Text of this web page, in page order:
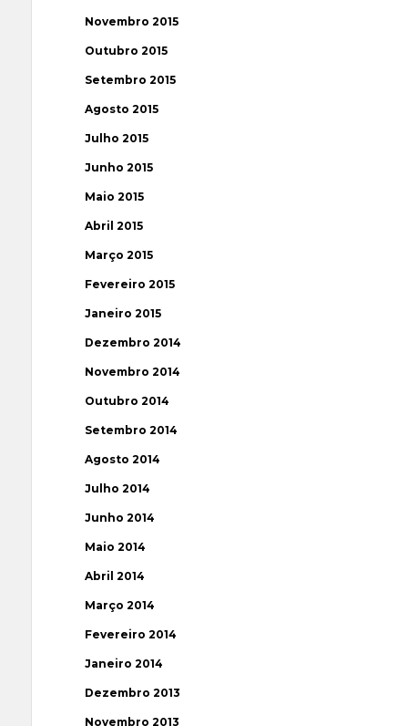
Novembro 2015
Outubro 2015
Setembro 2015
Agosto 2015
Julho 2015
Junho 2015
Maio 2015
Abril 2015
Março 2015
Fevereiro 2015
Janeiro 2015
Dezembro 2014
Novembro 2014
Outubro 2014
Setembro 2014
Agosto 2014
Julho 2014
Junho 2014
Maio 2014
Abril 2014
Março 2014
Fevereiro 2014
Janeiro 2014
Dezembro 2013
Novembro 2013